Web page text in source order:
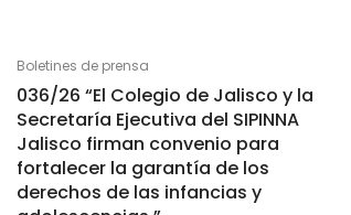
Boletines de prensa
036/26 “El Colegio de Jalisco y la
Secretaría Ejecutiva del SIPINNA
Jalisco firman convenio para
fortalecer la garantía de los
derechos de las infancias y